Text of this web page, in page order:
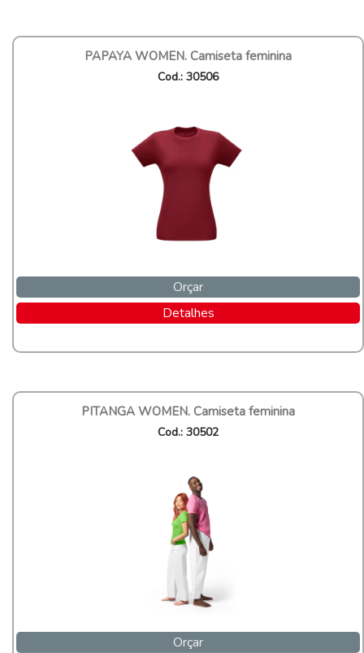
PAPAYA WOMEN. Camiseta feminina
Cod.: 30506
Orçar
Detalhes
PITANGA WOMEN. Camiseta feminina
Cod.: 30502
Orçar